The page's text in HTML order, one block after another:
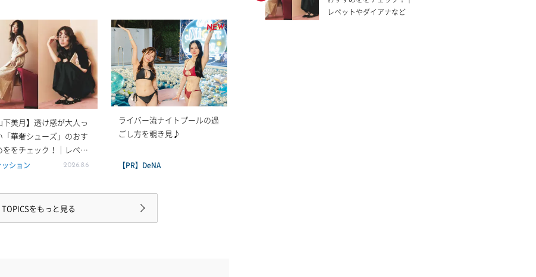
下美月】透け感が大人っ
「華奢シューズ」のおす
ををチェック！｜レペッ
イアナなど
ッション 2026.8.6
ライバー流ナイトプールの過
ごし方を覗き見♪
【PR】DeNA
TOPICSをもっと見る
レペットやダイアナなど